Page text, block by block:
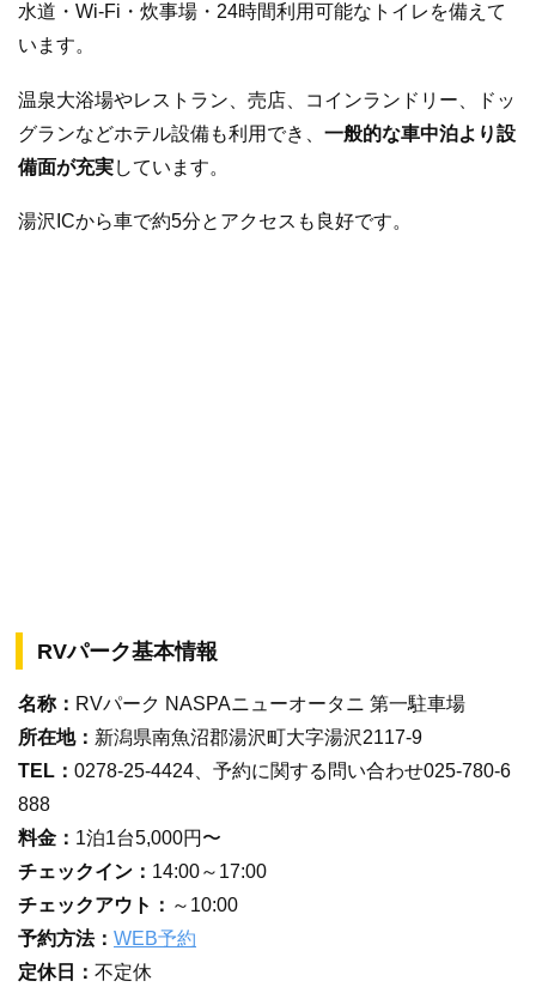
水道・Wi-Fi・炊事場・24時間利用可能なトイレを備えて
います。
温泉大浴場やレストラン、売店、コインランドリー、ドッ
グランなどホテル設備も利用でき、 一般的な車中泊より設
備面が充実しています。
湯沢ICから車で約5分とアクセスも良好です。
RVパーク基本情報
名称： RVパーク NASPAニューオータニ 第一駐車場
所在地： 新潟県南魚沼郡湯沢町大字湯沢2117-9
TEL： 0278-25-4424、予約に関する問い合わせ025-780-6
888
料金： 1泊1台5,000円〜
チェックイン： 14:00～17:00
チェックアウト： ～10:00
予約方法： WEB予約
定休日： 不定休